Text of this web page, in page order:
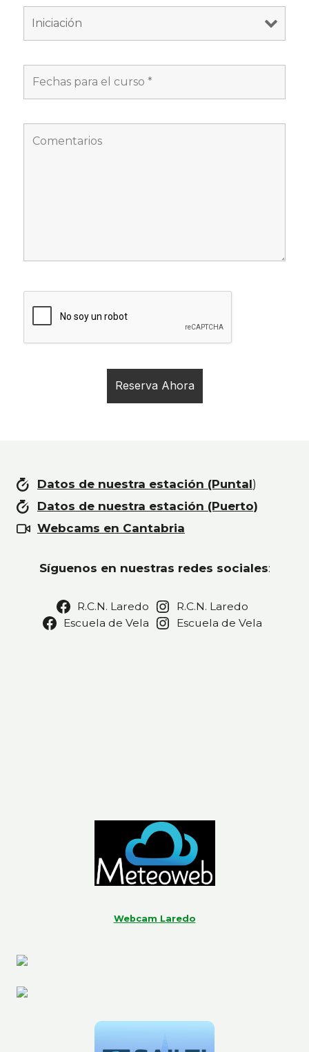
Datos de nuestra estación (Puntal)
Datos de nuestra estación (Puerto)
Webcams en Cantabria
Síguenos en nuestras redes sociales:
R.C.N. Laredo
R.C.N. Laredo
Escuela de Vela
Escuela de Vela
Webcam Laredo